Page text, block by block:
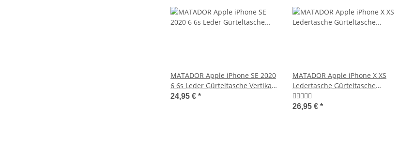
MATADOR Apple iPhone SE 2020
6 6s Leder Gürteltasche Vertikal
Schwarz
24,95 € *
MATADOR Apple iPhone X XS
Ledertasche Gürteltasche
Vintage Braun
26,95 € *